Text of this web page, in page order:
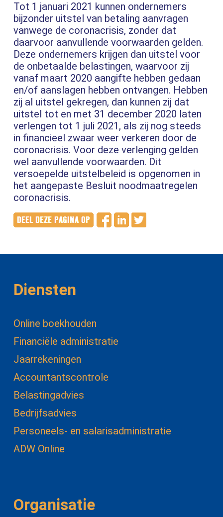
Tot 1 januari 2021 kunnen ondernemers
bijzonder uitstel van betaling aanvragen
vanwege de coronacrisis, zonder dat
daarvoor aanvullende voorwaarden gelden.
Deze ondernemers krijgen dan uitstel voor
de onbetaalde belastingen, waarvoor zij
vanaf maart 2020 aangifte hebben gedaan
en/of aanslagen hebben ontvangen. Hebben
zij al uitstel gekregen, dan kunnen zij dat
uitstel tot en met 31 december 2020 laten
verlengen tot 1 juli 2021, als zij nog steeds
in financieel zwaar weer verkeren door de
coronacrisis. Voor deze verlenging gelden
wel aanvullende voorwaarden. Dit
versoepelde uitstelbeleid is opgenomen in
het aangepaste Besluit noodmaatregelen
coronacrisis.
Diensten
Online boekhouden
Financiële administratie
Jaarrekeningen
Accountantscontrole
Belastingadvies
Bedrijfsadvies
Personeels- en salarisadministratie
ADW Online
Organisatie